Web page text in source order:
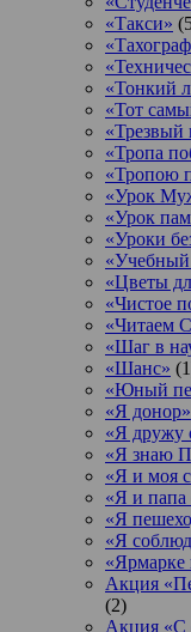
«Такси»
«Тонкий
«Тот
«Трезвый
«Тропа
«Тропою
«Урок
«Урок
«Уроки
«Цветы
«Чистое
«Читаем
«Шаг в
«Шанс»
«Юный
«Я донор»
«Я дружу
«Я знаю
«Я и моя
«Я и
«Я
«Я
«Ярмарке
Акция
(2)
Акция «С